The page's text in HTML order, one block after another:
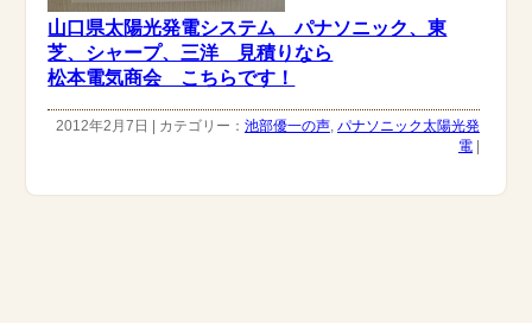
山口県太陽光発電システム パナソニック、東
芝、シャープ、三洋 見積りなら
松本電気商会 こちらです！
2012年2月7日 | カテゴリー： 池部優一の声, パナソニック太陽光発
電|